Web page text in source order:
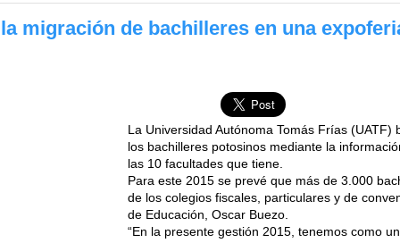
migración de bachilleres en una
La Universidad Autónoma Tomás Frías (UATF)
los bachilleres potosinos mediante la
las 10 facultades que tiene.
Para este 2015 se prevé que más de 3.000
de los colegios fiscales, particulares y de
de Educación, Oscar Buezo.
“En la presente gestión 2015, tenemos como